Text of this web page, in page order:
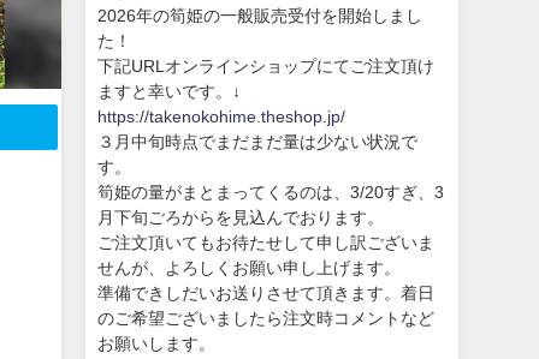
2026年の筍姫の一般販売受付を開始しまし
た！
下記URLオンラインショップにてご注文頂け
ますと幸いです。↓
https://takenokohime.theshop.jp/
３月中旬時点でまだまだ量は少ない状況で
す。
筍姫の量がまとまってくるのは、3/20すぎ、3
月下旬ごろからを見込んでおります。
ご注文頂いてもお待たせして申し訳ございま
せんが、よろしくお願い申し上げます。
準備できしだいお送りさせて頂きます。着日
のご希望ございましたら注文時コメントなど
お願いします。